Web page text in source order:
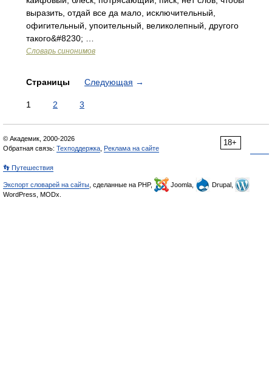
выразить, отдай все да мало, исключительный,
офигительный, упоительный, великолепный, другого
такого&#8230; …
Словарь синонимов
Страницы Следующая →
1 2 3
18+
© Академик, 2000-2026
Обратная связь: Техподдержка Реклама на сайте
👣 Путешествия
Экспорт словарей на сайты , сделанные на PHP, Joomla,
Drupal,
WordPress, MODx.